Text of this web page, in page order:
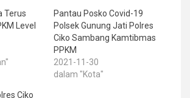
Terus
Level
Pantau Posko Covid-19
Polsek Gunung Jati Polres
Ciko Sambang Kamtibmas
PPKM
2021-11-30
dalam "Kota"
Ciko